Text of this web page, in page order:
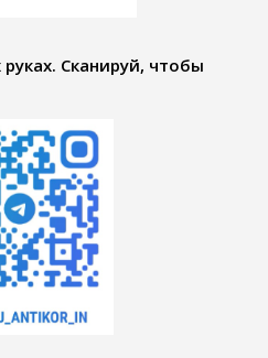
Сканируй, чтобы